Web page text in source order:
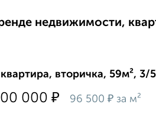
недвижимости,
вторичка, 59м², 3/
000 ₽ 96 500 ₽ за м²